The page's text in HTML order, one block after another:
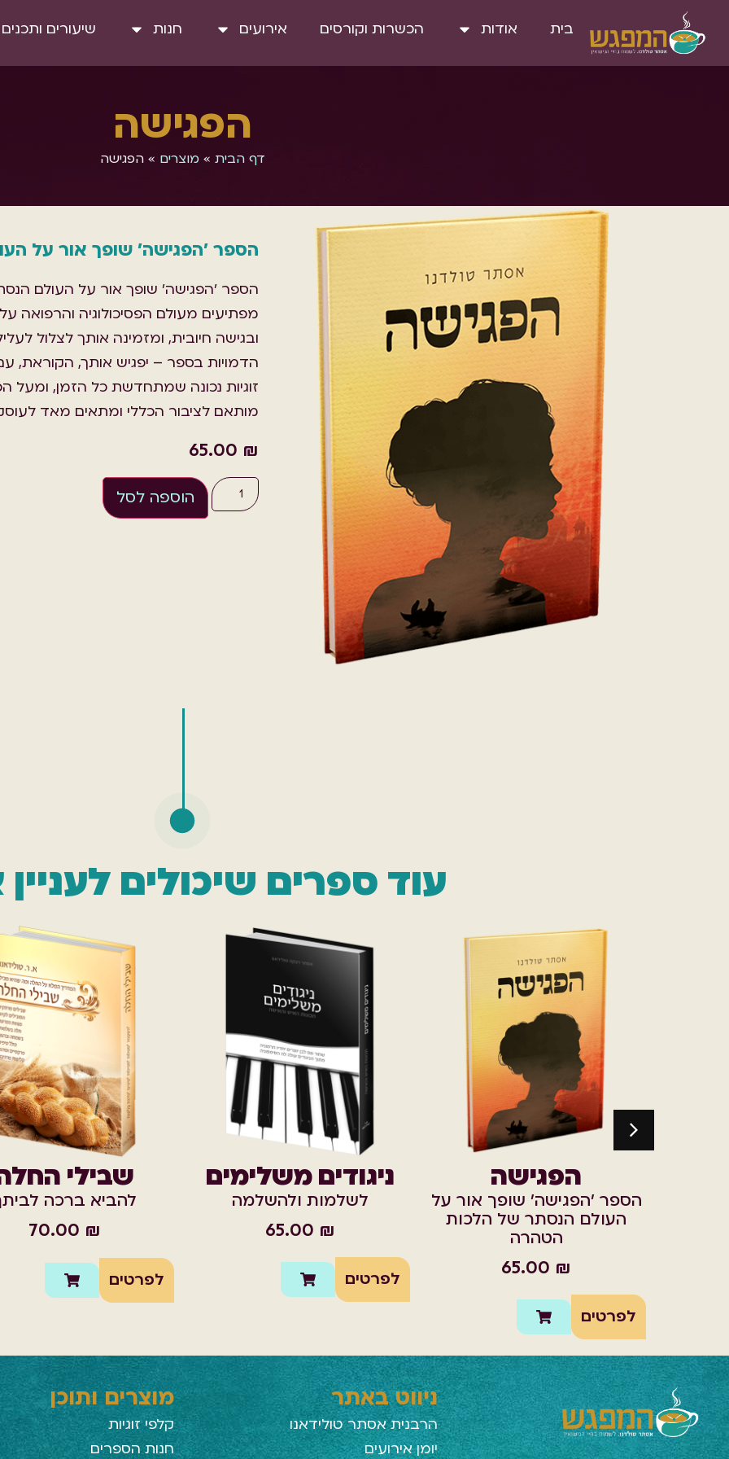
בית אודות הכשרות וקורסים אירועים חנות שיעורים ותכנים
הפגישה
דף הבית »מוצרים »הפגישה
הספר 'הפגישה' שופך אור על
הספר 'הפגישה' שופך אור על העולם
מפתיעים מעולם הפסיכולוגיה והרפואה על
ובגישה חיובית, ומזמינה אותך לצלול
הדמויות בספר – יפגיש אותך, הקוראת,
זוגיות נכונה שמתחדשת כל הזמן, ומעל
מותאם לציבור הכללי ומתאים מאד
65.00 ₪
הוספה לסל
עוד ספרים שיכולים
הפגישה
הספר 'הפגישה' שופך אור על
העולם הנסתר של הלכות
הטהרה
65.00 ₪
לפרטים
ניגודים משלימים
לשלמות ולהשלמה
65.00 ₪
לפרטים
שבילי
להביא ברכה
70.00 ₪
לפרטים
ניווט באתר
הרבנית אסתר טולידאנו
יומן אירועים
מוצרים ותוכן
קלפי זוגיות
חנות הספרים